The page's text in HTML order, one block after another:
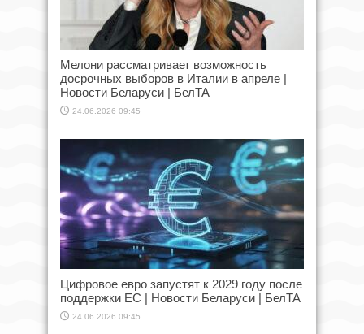
Мелони рассматривает возможность
досрочных выборов в Италии в апреле |
Новости Беларуси | БелТА
24.06.2026 09:45
Цифровое евро запустят к 2029 году после
поддержки ЕС | Новости Беларуси | БелТА
24.06.2026 09:45